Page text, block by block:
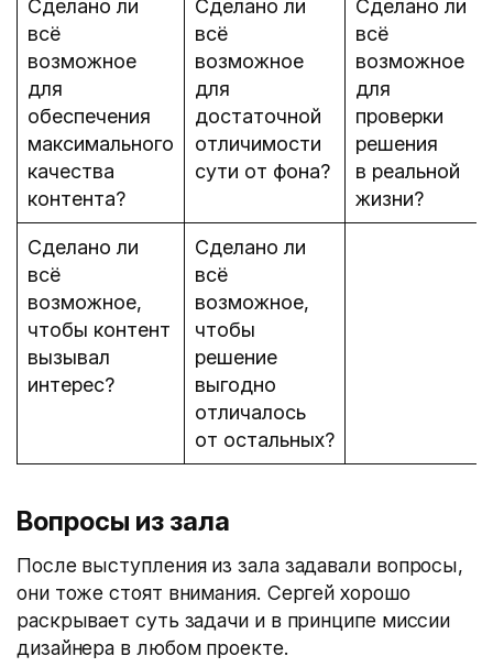
Сделано ли
всё
возможное
для
обеспечения
максимального
качества
контента?
Сделано ли
всё
возможное
для
достаточной
отличимости
сути от фона?
Сделано ли
всё
возможное
для
проверки
решения
в реальной
жизни?
Сделано ли
всё
возможное,
чтобы контент
вызывал
интерес?
Сделано ли
всё
возможное,
чтобы
решение
выгодно
отличалось
от остальных?
Вопросы из зала
После выступления из зала задавали вопросы,
они тоже стоят внимания. Сергей хорошо
раскрывает суть задачи и в принципе миссии
дизайнера в любом проекте.